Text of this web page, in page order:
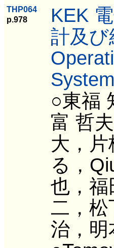
THP064
p.978
KEK
計及び
○東福
富 哲
大，
る，
也，福
二，
治，